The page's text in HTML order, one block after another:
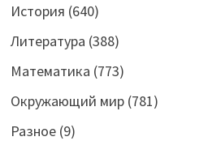
История (640)
Литература (388)
Математика (773)
Окружающий мир(781)
Разное(9)